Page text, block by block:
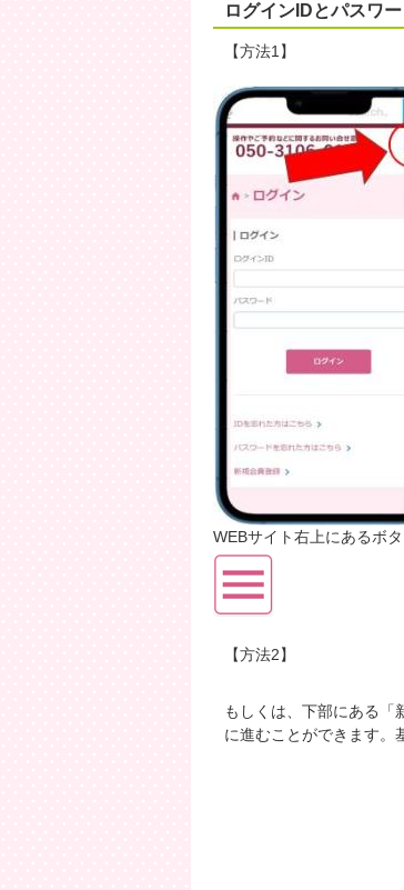
ログインIDとパスワ
【方法1】
WEBサイト右上にあるボ
【方法2】
もしくは、下部にある「
に進むことができます。